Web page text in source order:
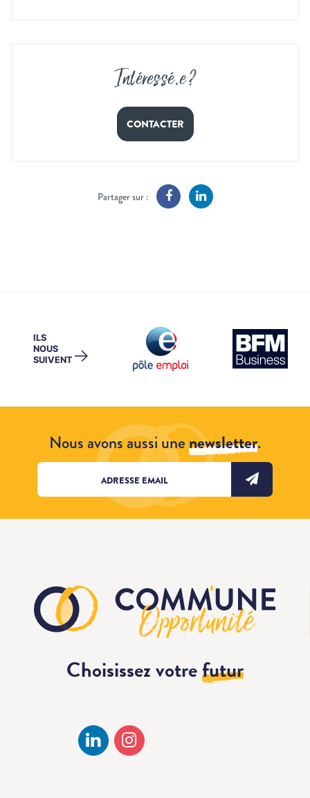
Intéressé.e ?
CONTACTER
Partager sur :
ILS
NOUS
SUIVENT →
Nous avons aussi unenewsletter.
Choisissez votrefutur